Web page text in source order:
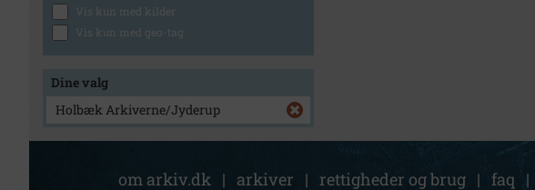
Vis kun med kilder
Vis kun med geo-tag
Dine valg
Holbæk Arkiverne/Jyderup
om arkiv.dk | arkiver | rettigheder og brug | faq |